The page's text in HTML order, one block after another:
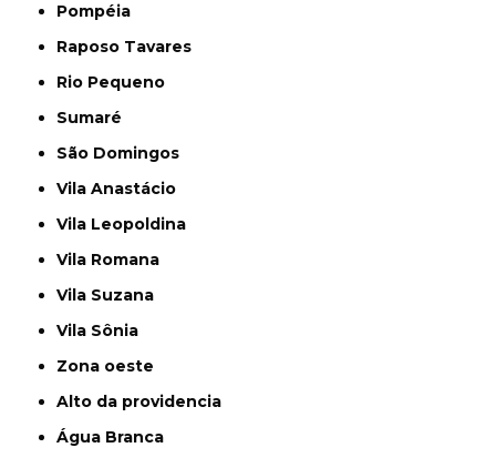
Pompéia
Raposo Tavares
Rio Pequeno
Sumaré
São Domingos
Vila Anastácio
Vila Leopoldina
Vila Romana
Vila Suzana
Vila Sônia
Zona oeste
alto da providencia
Água Branca